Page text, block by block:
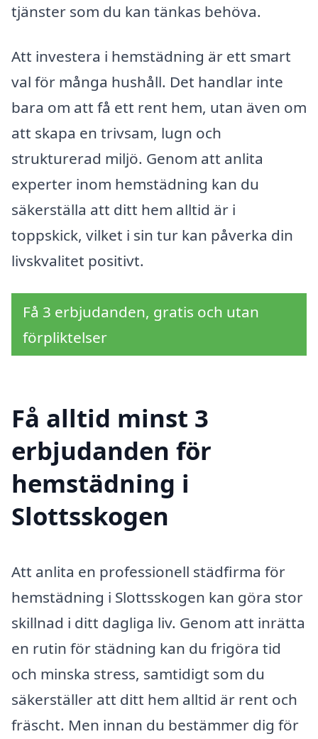
tjänster som du kan tänkas behöva.
Att investera i hemstädning är ett smart
val för många hushåll. Det handlar inte
bara om att få ett rent hem, utan även om
att skapa en trivsam, lugn och
strukturerad miljö. Genom att anlita
experter inom hemstädning kan du
säkerställa att ditt hem alltid är i
toppskick, vilket i sin tur kan påverka din
livskvalitet positivt.
Få 3 erbjudanden, gratis och utan
förpliktelser
Få alltid minst 3
erbjudanden för
hemstädning i
Slottsskogen
Att anlita en professionell städfirma för
hemstädning i Slottsskogen kan göra stor
skillnad i ditt dagliga liv. Genom att inrätta
en rutin för städning kan du frigöra tid
och minska stress, samtidigt som du
säkerställer att ditt hem alltid är rent och
fräscht. Men innan du bestämmer dig för